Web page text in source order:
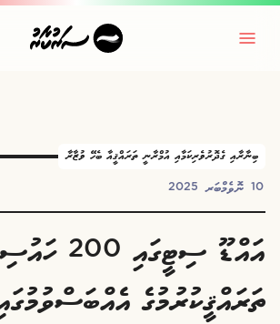
ބިނާރާއި ގެދޮރުވެރިކަމާއި އުމްރާނީ ތަރައްޤީއާ ބެހޭ ވުޒާރާ
10 ނޮވެމްބަރ 2025
އައްޑޫ
ތަރައްޤީކުރުމުގެ